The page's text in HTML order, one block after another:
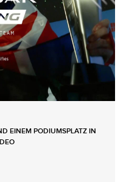
EINEM PODIUMSPLATZ IN